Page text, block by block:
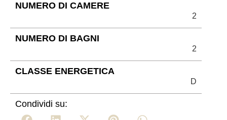
NUMERO DI CAMERE
2
NUMERO DI BAGNI
2
CLASSE ENERGETICA
D
Condividi su: